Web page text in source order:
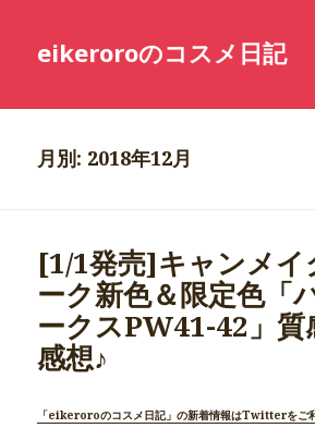
eikeroroのコスメ日記
月別: 2018年12月
[1/1発売]キャンメイ
ーク新色＆限定色「
ークスPW41-42」質
感想♪
「eikeroroのコスメ日記」の新着情報はTwitterをご